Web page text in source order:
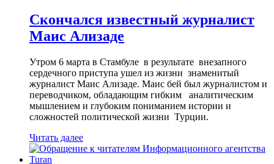
Скончался известный журналист
Маис Ализаде
Утром 6 марта в Стамбуле в результате внезапного
сердечного приступа ушел из жизни знаменитый
журналист Маис Ализаде. Маис бей был журналистом и
переводчиком, обладающим гибким аналитическим
мышлением и глубоким пониманием истории и
сложностей политической жизни Турции.
Читать далее